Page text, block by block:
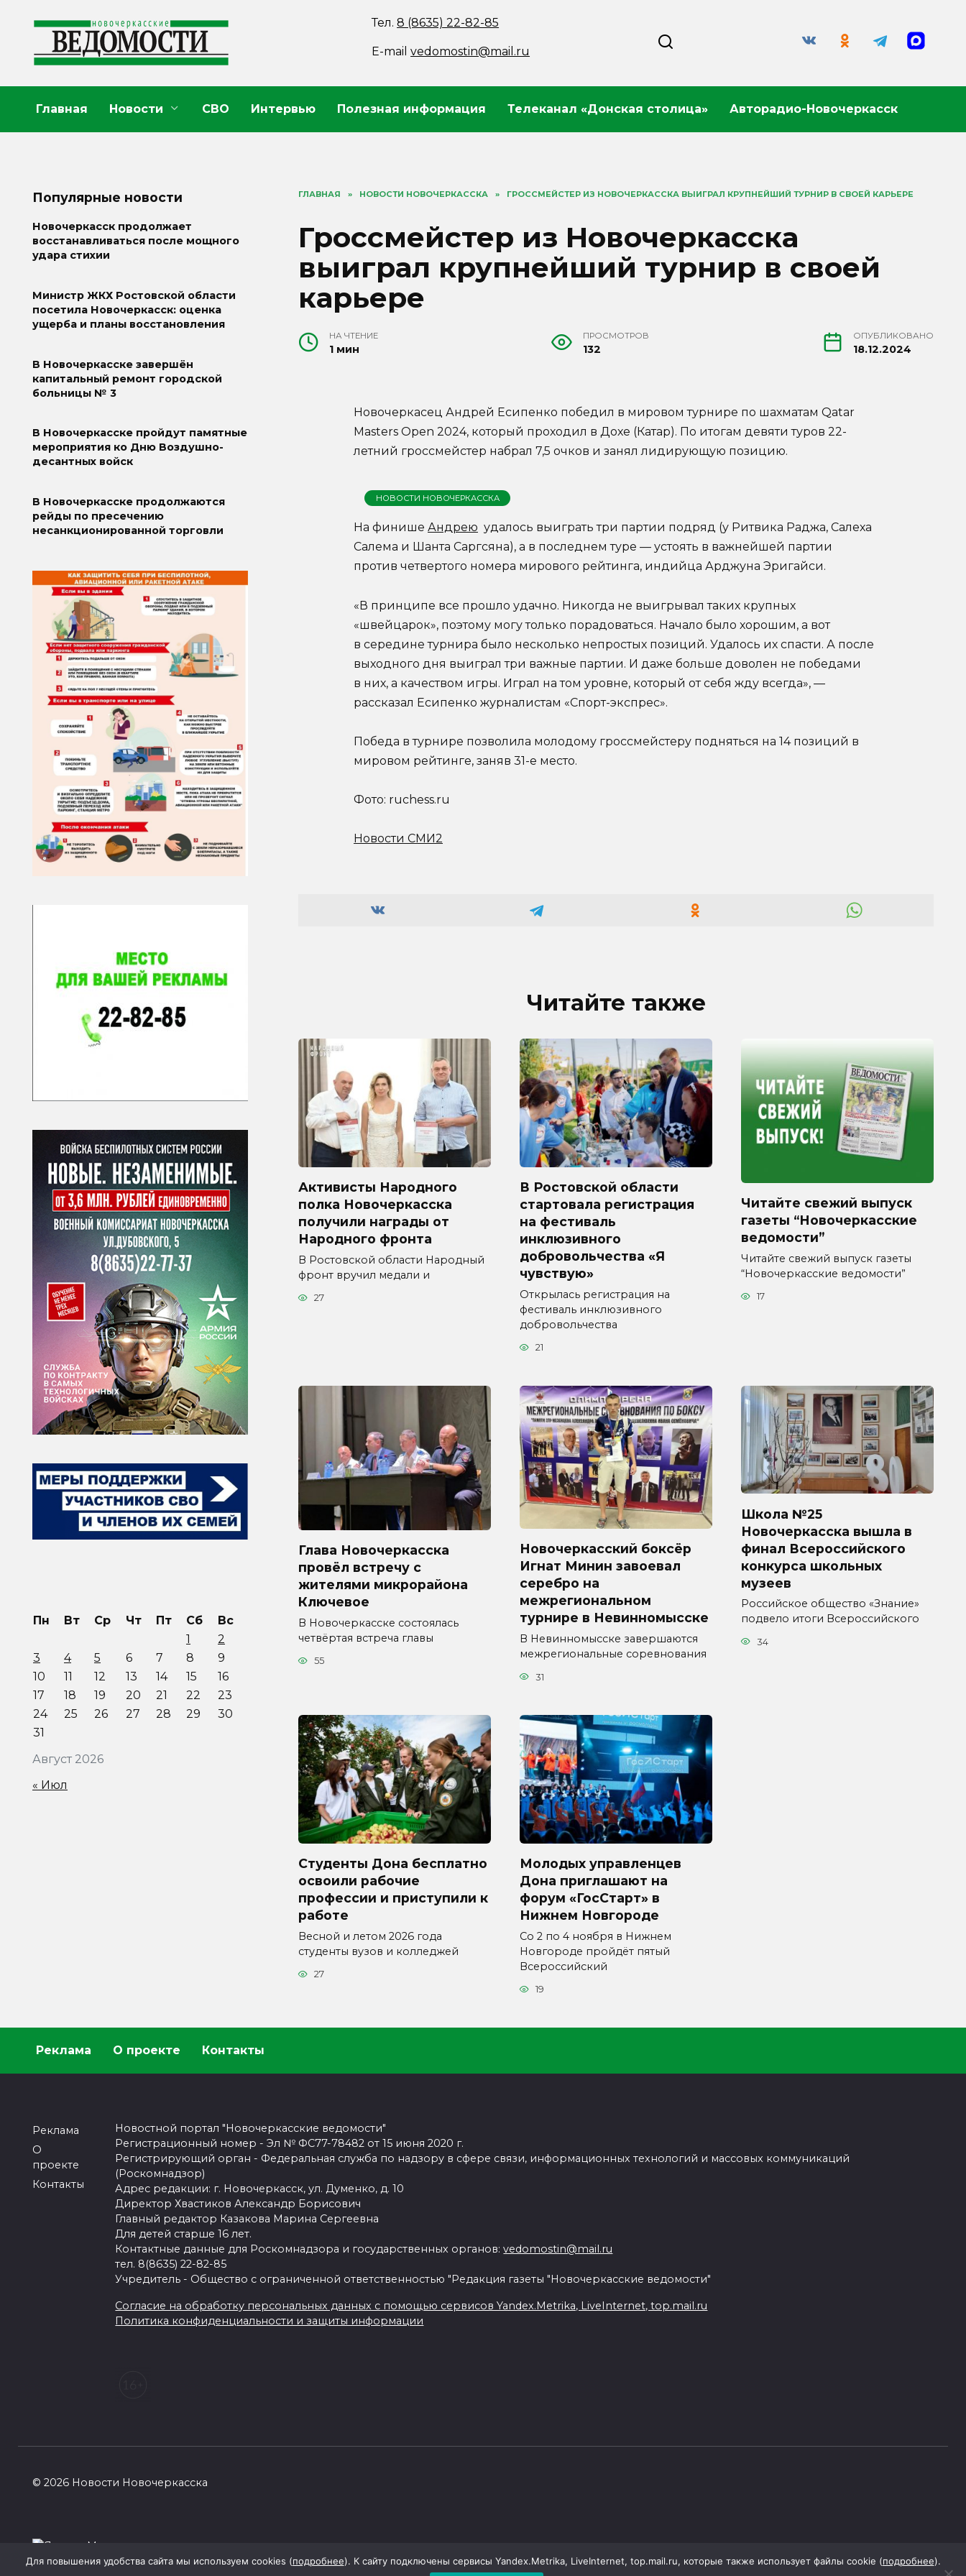
содержанию
Тел.8 (8635) 22-82-85
E-mailvedomostin@mail.ru
Главная Новости СВО Интервью Полезная информация Телеканал «Донская столица» Авторадио-Новочеркасск
ГЛАВНАЯ » НОВОСТИ НОВОЧЕРКАССКА » ГРОССМЕЙСТЕР ИЗ НОВОЧЕРКАССКА ВЫИГРАЛ КРУПНЕЙШИЙ ТУРНИР В СВОЕЙ КАРЬЕРЕ
Гроссмейстер из Новочеркасска
выиграл крупнейший турнир в своей
карьере
НА ЧТЕНИЕ
1 мин
ПРОСМОТРОВ
132
ОПУБЛИКОВАНО
18.12.2024
Новочеркасец Андрей Есипенко победил в мировом турнире по шахматам Qatar
Masters Open 2024, который проходил в Дохе (Катар). По итогам девяти туров 22-
летний гроссмейстер набрал 7,5 очков и занял лидирующую позицию.
НОВОСТИ НОВОЧЕРКАССКА
На финише Андрею удалось выиграть три партии подряд (у Ритвика Раджа, Салеха
Салема и Шанта Саргсяна), а в последнем туре — устоять в важнейшей партии
против четвертого номера мирового рейтинга, индийца Арджуна Эригайси.
«В принципе все прошло удачно. Никогда не выигрывал таких крупных
«швейцарок», поэтому могу только порадоваться. Начало было хорошим, а вот
в середине турнира было несколько непростых позиций. Удалось их спасти. А после
выходного дня выиграл три важные партии. И даже больше доволен не победами
в них, а качеством игры. Играл на том уровне, который от себя жду всегда», —
рассказал Есипенко журналистам «Спорт-экспрес».
Победа в турнире позволила молодому гроссмейстеру подняться на 14 позиций в
мировом рейтинге, заняв 31-е место.
Фото: ruchess.ru
Новости СМИ2
Читайте также
Активисты Народного
полка Новочеркасска
получили награды от
Народного фронта
В Ростовской области Народный
фронт вручил медали и
27
В Ростовской области
стартовала регистрация
на фестиваль
инклюзивного
добровольчества «Я
чувствую»
Открылась регистрация на
фестиваль инклюзивного
добровольчества
21
Читайте свежий выпуск
газеты “Новочеркасские
ведомости”
Читайте свежий выпуск газеты
“Новочеркасские ведомости”
17
Глава Новочеркасска
провёл встречу с
жителями микрорайона
Ключевое
В Новочеркасске состоялась
четвёртая встреча главы
55
Новочеркасский боксёр
Игнат Минин завоевал
серебро на
межрегиональном
турнире в Невинномысске
В Невинномысске завершаются
межрегиональные соревнования
31
Школа №25
Новочеркасска вышла в
финал Всероссийского
конкурса школьных
музеев
Российское общество «Знание»
подвело итоги Всероссийского
34
Студенты Дона бесплатно
освоили рабочие
профессии и приступили к
работе
Весной и летом 2026 года
студенты вузов и колледжей
27
Молодых управленцев
Дона приглашают на
форум «ГосСтарт» в
Нижнем Новгороде
Со 2 по 4 ноября в Нижнем
Новгороде пройдёт пятый
Всероссийский
19
Популярные новости
Новочеркасск продолжает
восстанавливаться после мощного
удара стихии
Министр ЖКХ Ростовской области
посетила Новочеркасск: оценка
ущерба и планы восстановления
В Новочеркасске завершён
капитальный ремонт городской
больницы № 3
В Новочеркасске пройдут памятные
мероприятия ко Дню Воздушно-
десантных войск
В Новочеркасске продолжаются
рейды по пресечению
несанкционированной торговли
Август 2026
Пн Вт Ср Чт Пт Сб
Вс
1
2
3
4 5 6 7 8
9
10
11 12 13 14 15
16
17
18 19 20 21 22
23
24
25 26 27 28 29
30
31
« Июл
Реклама О проекте Контакты
Реклама
О
проекте
Контакты
Новостной портал "Новочеркасские ведомости"
Регистрационный номер - Эл № ФС77-78482 от 15 июня 2020 г.
Регистрирующий орган - Федеральная служба по надзору в сфере связи, информационных технологий и массовых коммуникаций
(Роскомнадзор)
Адрес редакции: г. Новочеркасск, ул. Думенко, д. 10
Директор Хвастиков Александр Борисович
Главный редактор Казакова Марина Сергеевна
Для детей старше 16 лет.
Контактные данные для Роскомнадзора и государственных органов:vedomostin@mail.ru
тел. 8(8635) 22-82-85
Учредитель - Общество с ограниченной ответственностью "Редакция газеты "Новочеркасские ведомости"
Согласие на обработку персональных данных с помощью сервисов Yandex.Metrika, LiveInternet, top.mail.ru
Политика конфиденциальности и защиты информации
© 2026 Новости Новочеркасска
Для повышения удобства сайта мы используем cookies (подробнее). К сайту подключены сервисы Yandex.Metrika, LiveInternet, top.mail.ru, которые также использует файлы cookie (подробнее).